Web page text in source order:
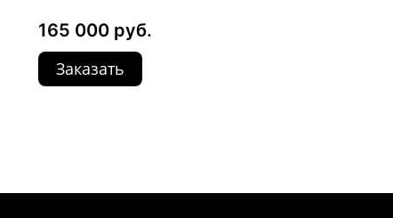
165 000 руб.
Заказать